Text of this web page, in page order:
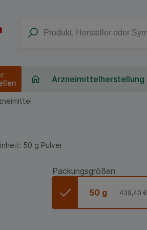
Arzneimittelherstellung
50 g Pulver
Packungsgrößen
50 g 439,40 €